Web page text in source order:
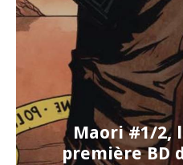
Maori #1/2,
première BD